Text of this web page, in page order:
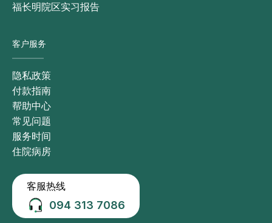
福长明院区实习报告
客户服务
隐私政策
付款指南
帮助中心
常见问题
服务时间
住院病房
客服热线
094 313 7086